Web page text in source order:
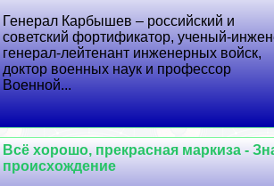
Генерал Карбышев – российский и
советский фортификатор, ученый-
генерал-лейтенант инженерных войск,
доктор военных наук и профессор
Военной...
Всё хорошо, прекрасная маркиза -
происхождение